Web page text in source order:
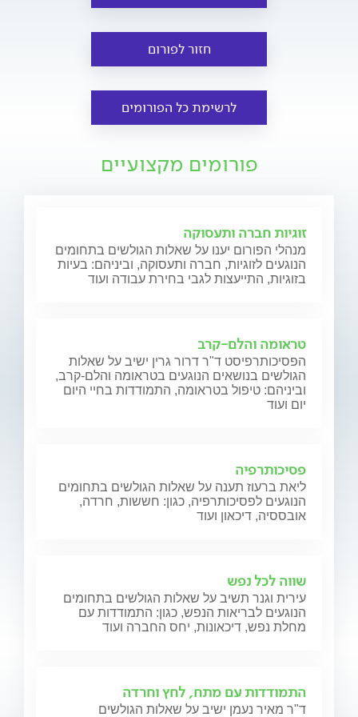
חזור לפורום
לרשימת כל הפורומים
פורומים מקצועיים
זוגיות חברה ותעסוקה
מנהלי הפורום יענו על שאלות הגולשים בתחומים
הנוגעים לזוגיות, חברה ותעסוקה, וביניהם: בעיות
בזוגיות, התייעצות לגבי בחירת עבודה ועוד
טראומה והלם-קרב
הפסיכותרפיסט ד"ר דרור גרין ישיב על שאלות
הגולשים בנושאים הנוגעים בטראומה והלם-קרב,
וביניהם: טיפול בטראומה, התמודדות בחיי היום
יום ועוד
פסיכותרפיה
ליאת ברעוז תענה על שאלות הגולשים בתחומים
הנוגעים לפסיכותרפיה, כגון: חששות, חרדה,
אובססיה, דיכאון ועוד
שווה לכל נפש
עירית וגנר תשיב על שאלות הגולשים בתחומים
הנוגעים לבריאות הנפש, כגון: התמודדות עם
מחלת נפש, דיכאונות, יחס החברה ועוד
התמודדות עם מתח, לחץ וחרדה
ד"ר מאיר נעמן ישיב על שאלות הגולשים